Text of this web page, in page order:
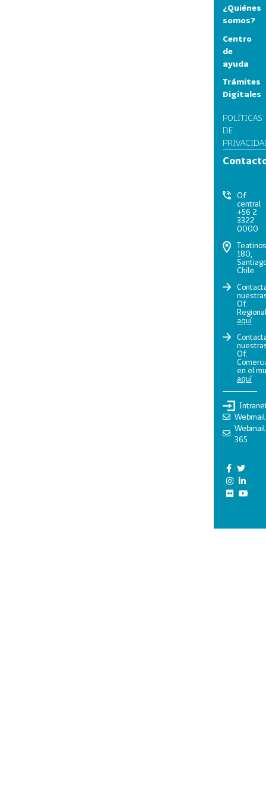
¿Quiénes
somos?
Centro
de
ayuda
Trámites
Digitales
POLÍTICAS
DE
Of
central
+56 2
3322
0000
Teatinos
180,
Chile.
Of.
aquí
Of.
en el
aquí
Webmail
Webmail
365